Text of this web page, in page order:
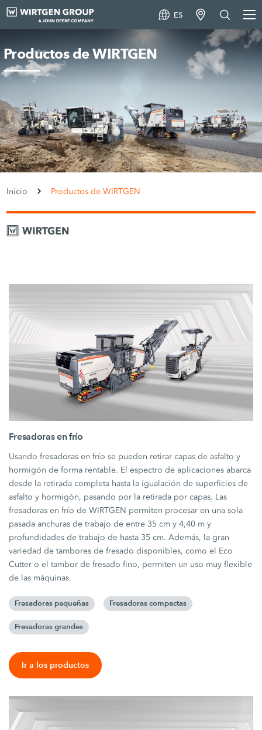
ES
Productos de WIRTGEN
Inicio Productos de WIRTGEN
Fresadoras en frío
Usando fresadoras en frío se pueden retirar capas de asfalto y
hormigón de forma rentable. El espectro de aplicaciones abarca
desde la retirada completa hasta la igualación de superficies de
asfalto y hormigón, pasando por la retirada por capas. Las
fresadoras en frío de WIRTGEN permiten procesar en una sola
pasada anchuras de trabajo de entre 35 cm y 4,40 m y
profundidades de trabajo de hasta 35 cm. Además, la gran
variedad de tambores de fresado disponibles, como el Eco
Cutter o el tambor de fresado fino, permiten un uso muy flexible
de las máquinas.
Fresadoras pequeñas Fresadoras compactas
Fresadoras grandes
Ir a los productos